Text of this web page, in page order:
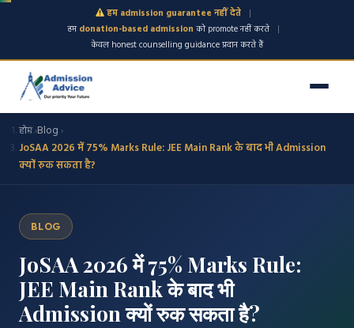
हम admission guarantee नहीं देते
|
हमdonation-based admission को promote नहीं करते
|
केवल honest counselling guidance प्रदान करते हैं
होम ›Blog ›
JoSAA 2026 में 75% Marks Rule: JEE Main Rank के बाद भी Admission
क्यों रुक सकता है?
BLOG
JoSAA 2026 में 75% Marks Rule:
JEE Main Rank के बाद भी
Admission क्यों रुक सकता है?